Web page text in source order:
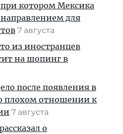
котором Мексика
для
7 августа
из иностранцев
на шопинг в
после появления в
плохом отношении к
7 августа
о